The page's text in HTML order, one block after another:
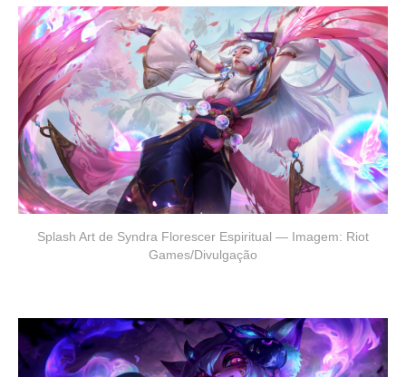
Splash Art de Syndra Florescer Espiritual — Imagem: Riot
Games/Divulgação